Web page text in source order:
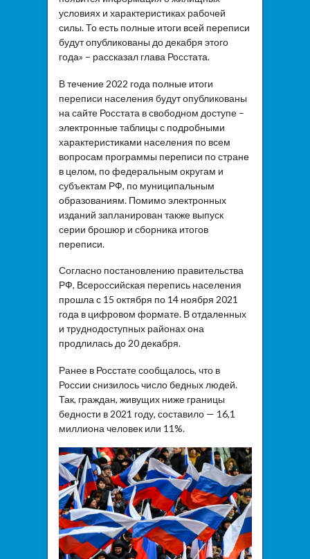
условиях и характеристиках рабочей
силы. То есть полные итоги всей переписи
будут опубликованы до декабря этого
года» – рассказал глава Росстата.
В течение 2022 года полные итоги
переписи населения будут опубликованы
на сайте Росстата в свободном доступе –
электронные таблицы с подробными
характеристиками населения по всем
вопросам программы переписи по стране
в целом, по федеральным округам и
субъектам РФ, по муниципальным
образованиям. Помимо электронных
изданий запланирован также выпуск
серии брошюр и сборника итогов
переписи.
Согласно постановлению правительства
РФ, Всероссийская перепись населения
прошла с 15 октября по 14 ноября 2021
года в цифровом формате. В отдаленных
и труднодоступных районах она
продлилась до 20 декабря.
Ранее в Росстате сообщалось, что в
России снизилось число бедных людей.
Так, граждан, живущих ниже границы
бедности в 2021 году, составило — 16,1
миллиона человек или 11%.